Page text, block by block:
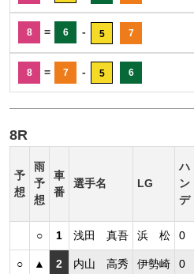
8 = 6 - 5 7
8 = 7 - 5 6
8R
予
想
雨
予
想
車
番
選手名 LG
ハ
ン
デ
○ 1 浅田 真吾 浜 松 0
○ ▲ 2 内山 高秀 伊勢崎 0